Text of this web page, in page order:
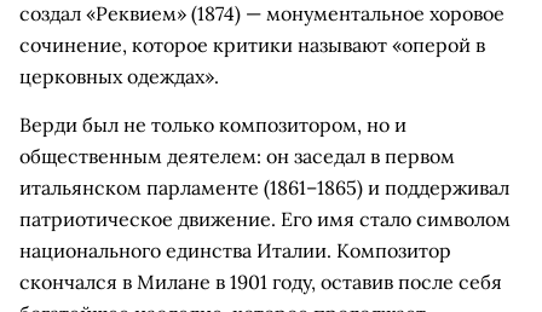
создал «Реквием» (1874) — монументальное хоровое
сочинение, которое критики называют «оперой в
церковных одеждах».
Верди был не только композитором, но и
общественным деятелем: он заседал в первом
итальянском парламенте (1861–1865) и поддерживал
патриотическое движение. Его имя стало символом
национального единства Италии. Композитор
скончался в Милане в 1901 году, оставив после себя